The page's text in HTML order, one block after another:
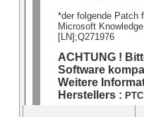
*der folgende Patch
Microsoft
[LN];Q271976
ACHTUNG !
Software
Weitere
Herstellers : PTC